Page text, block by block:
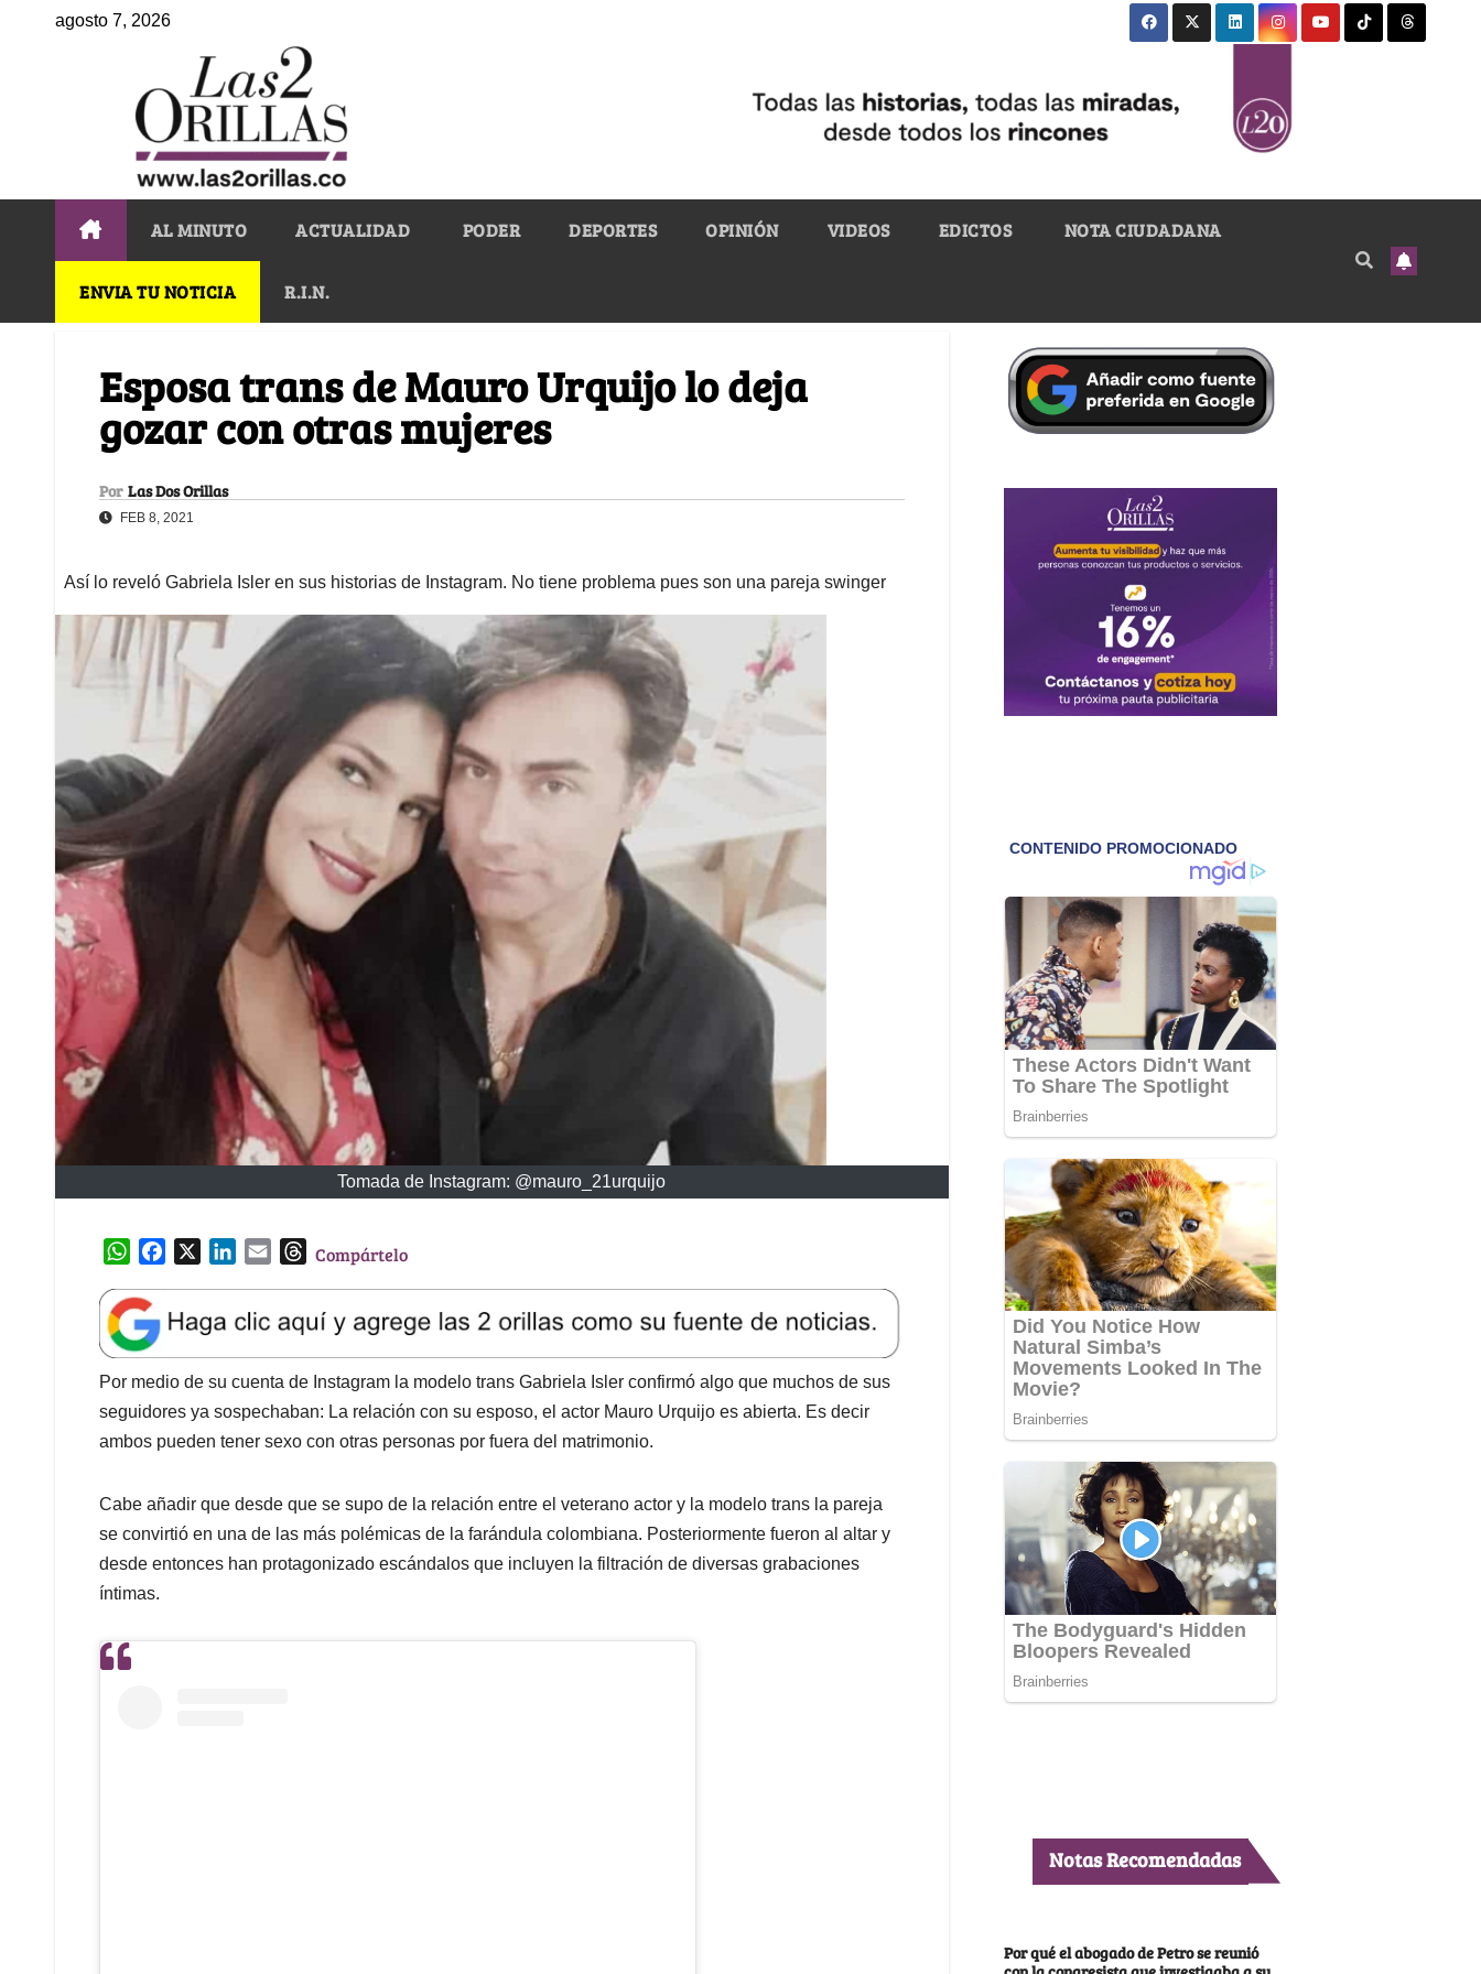
agosto 7, 2026
AL MINUTO ACTUALIDAD PODER DEPORTES OPINIÓN VIDEOS EDICTOS NOTA CIUDADANA
ENVIA TU NOTICIA R.I.N.
Esposa trans de Mauro Urquijo lo deja
gozar con otras mujeres
Por Las Dos Orillas
FEB 8, 2021
Así lo reveló Gabriela Isler en sus historias de Instagram. No tiene problema pues son una pareja swinger
Tomada de Instagram: @mauro_21urquijo
W
a
t
s
A
p
p
e
b
o
o
k
k
e
d
I
n
l
T
e
a
d
s
Compártelo
Por medio de su cuenta de Instagram la modelo trans Gabriela Isler confirmó algo que muchos de sus
seguidores ya sospechaban: La relación con su esposo, el actor Mauro Urquijo es abierta. Es decir
ambos pueden tener sexo con otras personas por fuera del matrimonio.
Cabe añadir que desde que se supo de la relación entre el veterano actor y la modelo trans la pareja
se convirtió en una de las más polémicas de la farándula colombiana. Posteriormente fueron al altar y
desde entonces han protagonizado escándalos que incluyen la filtración de diversas grabaciones
íntimas.
Notas Recomendadas
Por qué el abogado de Petro se reunió